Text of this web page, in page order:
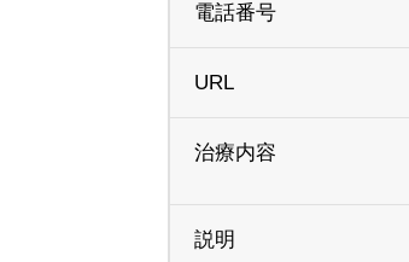
電話番号
URL
治療内容
説明